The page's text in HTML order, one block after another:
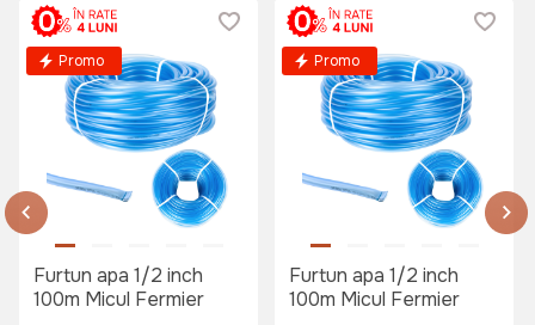
Promo
Furtun apa 1/2 inch
100m Micul Fermier
Promo
Furtun apa 1/2 inch
100m Micul Fermier